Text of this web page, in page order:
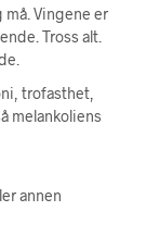
må. Vingene er
Tross alt.
trofasthet,
melankoliens
annen